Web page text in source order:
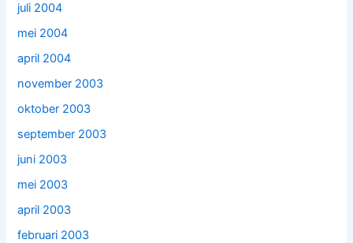
juli 2004
mei 2004
april 2004
november 2003
oktober 2003
september 2003
juni 2003
mei 2003
april 2003
februari 2003